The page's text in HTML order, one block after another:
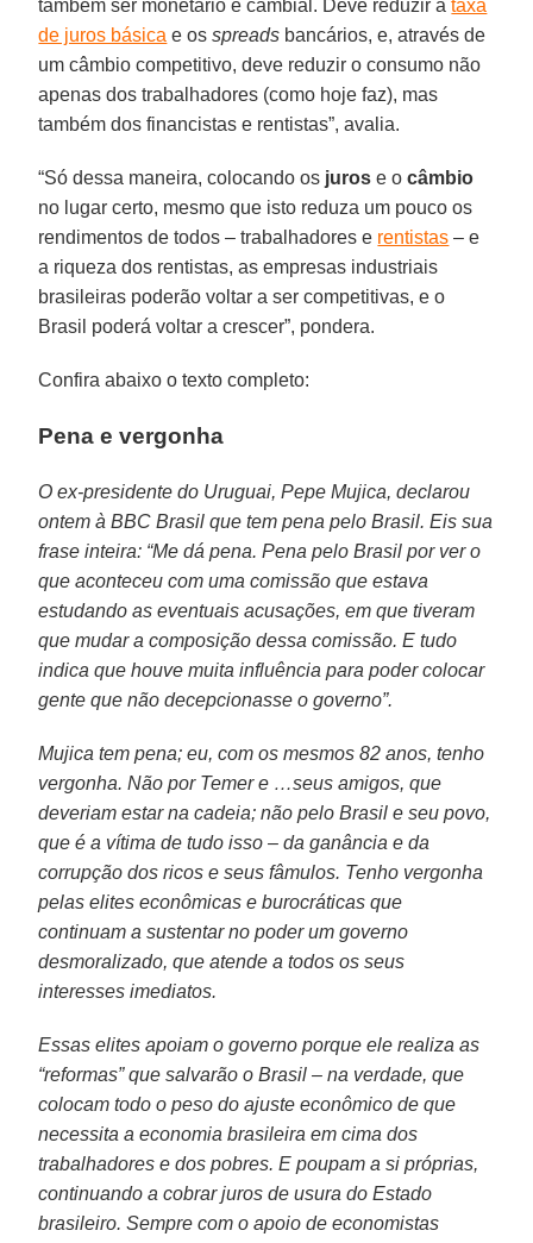
também ser monetário e cambial. Deve reduzir ataxa
de juros básica e osspreads bancários, e, através de
um câmbio competitivo, deve reduzir o consumo não
apenas dos trabalhadores (como hoje faz), mas
também dos financistas e rentistas”, avalia.
“Só dessa maneira, colocando os juros e ocâmbio
no lugar certo, mesmo que isto reduza um pouco os
rendimentos de todos – trabalhadores e rentistas – e
a riqueza dos rentistas, as empresas industriais
brasileiras poderão voltar a ser competitivas, e o
Brasil poderá voltar a crescer”, pondera.
Confira abaixo o texto completo:
Pena e vergonha
O ex-presidente do Uruguai, Pepe Mujica, declarou
ontem à BBC Brasil que tem pena pelo Brasil. Eis sua
frase inteira: “Me dá pena. Pena pelo Brasil por ver o
que aconteceu com uma comissão que estava
estudando as eventuais acusações, em que tiveram
que mudar a composição dessa comissão. E tudo
indica que houve muita influência para poder colocar
gente que não decepcionasse o governo”.
Mujica tem pena; eu, com os mesmos 82 anos, tenho
vergonha. Não por Temer e …seus amigos, que
deveriam estar na cadeia; não pelo Brasil e seu povo,
que é a vítima de tudo isso – da ganância e da
corrupção dos ricos e seus fâmulos. Tenho vergonha
pelas elites econômicas e burocráticas que
continuam a sustentar no poder um governo
desmoralizado, que atende a todos os seus
interesses imediatos.
Essas elites apoiam o governo porque ele realiza as
“reformas” que salvarão o Brasil – na verdade, que
colocam todo o peso do ajuste econômico de que
necessita a economia brasileira em cima dos
trabalhadores e dos pobres. E poupam a si próprias,
continuando a cobrar juros de usura do Estado
brasileiro. Sempre com o apoio de economistas